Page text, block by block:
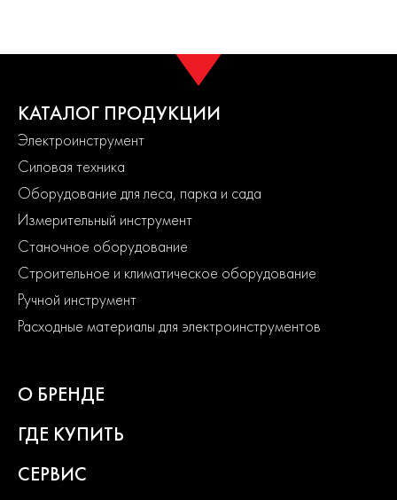
КАТАЛОГ ПРОДУКЦИИ
Электроинструмент
Силовая техника
Оборудование для леса, парка и сада
Измерительный инструмент
Станочное оборудование
Строительное и климатическое оборудование
Ручной инструмент
Расходные материалы для электроинструментов
О БРЕНДЕ
ГДЕ КУПИТЬ
СЕРВИС